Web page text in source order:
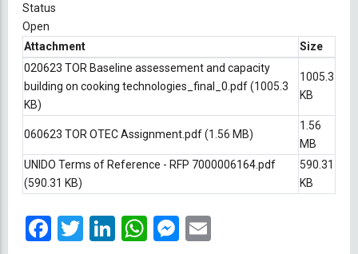
Status
Open
Attachment
Size
020623 TOR Baseline assessement and capacity
building on cooking technologies_final_0.pdf(1005.3
KB)
1005.3
KB
060623 TOR OTEC Assignment.pdf(1.56 MB)
1.56
MB
UNIDO Terms of Reference - RFP 7000006164.pdf
(590.31 KB)
590.31
KB
Facebook
Twitter
LinkedIn
WhatsApp
Messenger